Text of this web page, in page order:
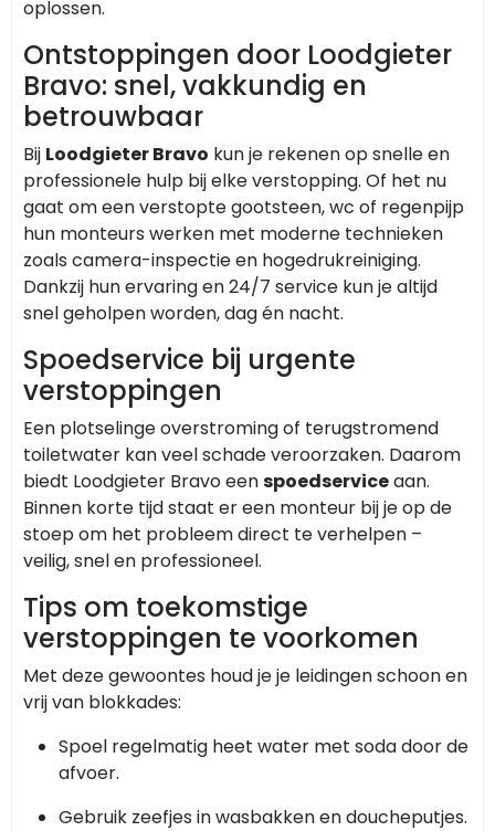
oplossen.
Ontstoppingen door Loodgieter
Bravo: snel, vakkundig en
betrouwbaar
Bij Loodgieter Bravo kun je rekenen op snelle en
professionele hulp bij elke verstopping. Of het nu
gaat om een verstopte gootsteen, wc of regenpijp
hun monteurs werken met moderne technieken
zoals camera-inspectie en hogedrukreiniging.
Dankzij hun ervaring en 24/7 service kun je altijd
snel geholpen worden, dag én nacht.
Spoedservice bij urgente
verstoppingen
Een plotselinge overstroming of terugstromend
toiletwater kan veel schade veroorzaken. Daarom
biedt Loodgieter Bravo eenspoedserviceaan.
Binnen korte tijd staat er een monteur bij je op de
stoep om het probleem direct te verhelpen –
veilig, snel en professioneel.
Tips om toekomstige
verstoppingen te voorkomen
Met deze gewoontes houd je je leidingen schoon en
vrij van blokkades:
Spoel regelmatig heet water met soda door de
afvoer.
Gebruik zeefjes in wasbakken en doucheputjes.